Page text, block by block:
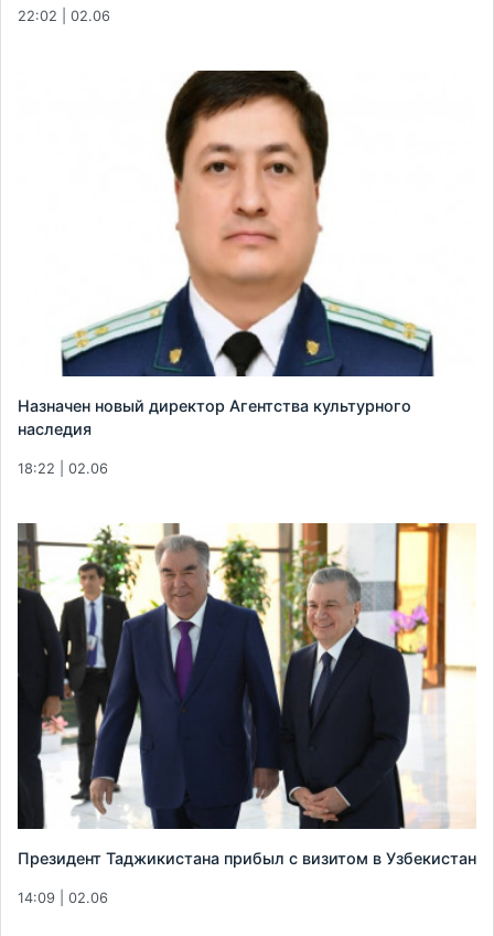
22:02 | 02.06
Назначен новый директор Агентства культурного
наследия
18:22 | 02.06
Президент Таджикистана прибыл с визитом в Узбекистан
14:09 | 02.06